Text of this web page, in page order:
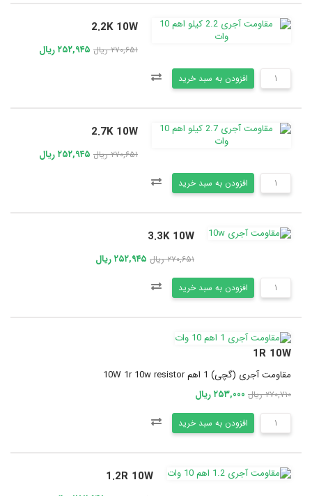
2.2K 10W
۲۷۰,۶۵۱ ریال ۲۵۲,۹۴۵ ریال
افزودن به سبد خرید
2.7K 10W
۲۷۰,۶۵۱ ریال ۲۵۲,۹۴۵ ریال
افزودن به سبد خرید
3.3K 10W
۲۷۰,۶۵۱ ریال ۲۵۲,۹۴۵ ریال
افزودن به سبد خرید
1R 10W
مقاومت آجری (گچی) 1 اهم 10W 1r 10w resistor
۲۷۰,۷۱۰ ریال ۲۵۳,۰۰۰ ریال
افزودن به سبد خرید
1.2R 10W